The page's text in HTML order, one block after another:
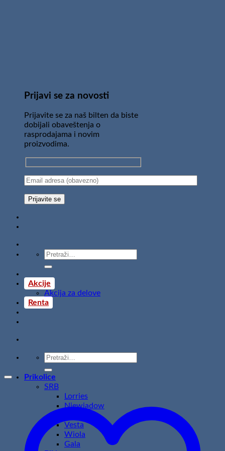
Prijavi se za novosti
Prijavite se za naš bilten da biste
dobijali obaveštenja o
rasprodajama i novim
proizvodima.
Pretraži:
Akcije
Akcija za delove
Renta
Pretraži:
Prikolice
SRB
Lorries
Niewiadow
Vesta
Wiola
Gala